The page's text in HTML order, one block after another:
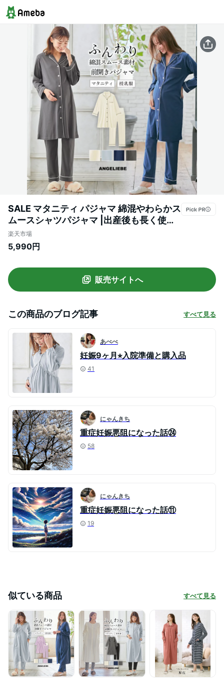
SALE マタニティ パジャマ 綿混やわらかス
ムースシャツパジャマ |出産後も長く使え
る 前開き 秋冬 長袖 入院 前開き
授乳しやすい 家庭洗濯 産前 産後 オフ
楽天市場
5,990円
販売サイトへ
この商品のブログ記事 すべて見る
あべべ
妊娠9ヶ月⭐︎入院準備と購入品
41
にゃんきち
重症妊娠悪阻になった話㉔
58
にゃんきち
重症妊娠悪阻になった話⑪
19
似ている商品 すべて見る